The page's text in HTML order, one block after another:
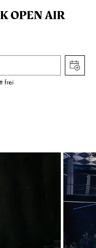
OPEN AIR
frei